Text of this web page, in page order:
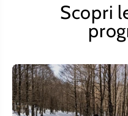
Scopri